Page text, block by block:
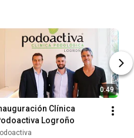
0:49
Clínica
Logroño